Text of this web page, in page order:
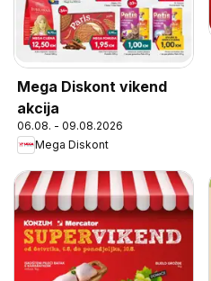
Mega Diskont vikend
akcija
06.08. - 09.08.2026
Mega Diskont